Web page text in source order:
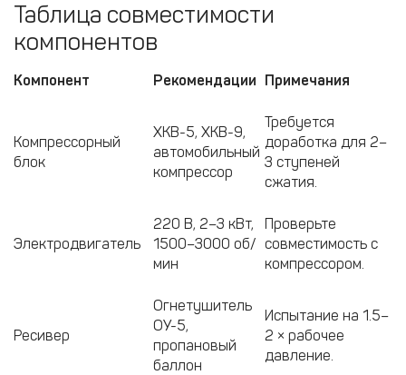
Таблица совместимости
компонентов
Компонент Рекомендации Примечания
Компрессорный
блок
ХКВ-5, ХКВ-9,
автомобильный
компрессор
Требуется
доработка для 2–
3 ступеней
сжатия.
Электродвигатель
220 В, 2–3 кВт,
1500–3000 об/
мин
Проверьте
совместимость с
компрессором.
Ресивер
Огнетушитель
ОУ-5,
пропановый
баллон
Испытание на 1.5–
2 × рабочее
давление.